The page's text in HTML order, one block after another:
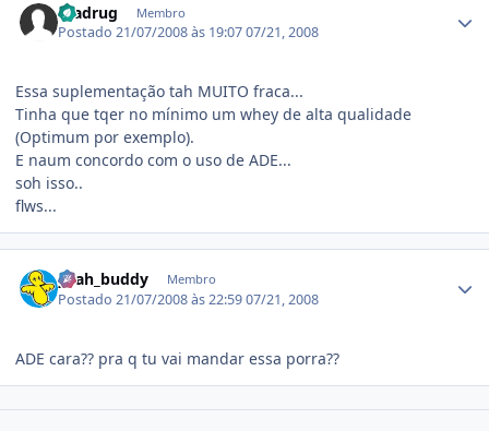
madrug Membro
Postado21/07/2008 às 19:0707/21, 2008
Essa suplementação tah MUITO fraca...
Tinha que tqer no mínimo um whey de alta qualidade
(Optimum por exemplo).
E naum concordo com o uso de ADE...
soh isso..
flws...
yeah_buddy Membro
Postado21/07/2008 às 22:5907/21, 2008
ADE cara?? pra q tu vai mandar essa porra??